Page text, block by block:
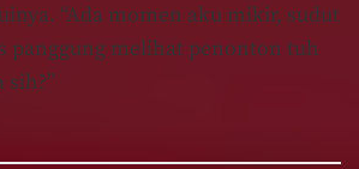
“Ada momen aku mikir, sudut
panggung melihat penonton tuh
sih?”